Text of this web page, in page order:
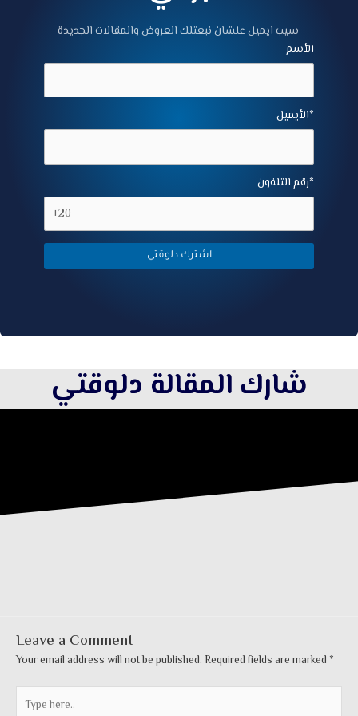
الأسم
الأيميل*
رقم التلفون*
شارك المقالة دلوقتي
Leave a Comment
Your email address will not be published.Required fields are marked*